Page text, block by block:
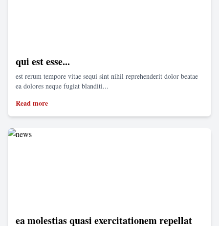
qui est esse...
est rerum tempore vitae sequi sint nihil reprehenderit dolor beatae
ea dolores neque fugiat blanditi...
Read more
ea molestias quasi exercitationem repellat